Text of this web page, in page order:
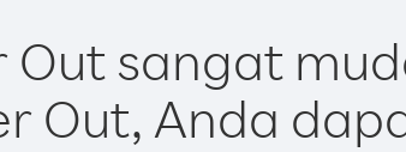
Out sangat
Out, Anda